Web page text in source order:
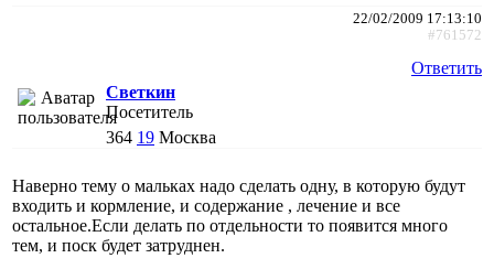
22/02/2009 17:13:10
#761572
Ответить
Светкин
Посетитель
364 19 Москва
Наверно тему о мальках надо сделать одну, в которую будут
входить и кормление, и содержание , лечение и все
остальное.Если делать по отдельности то появится много
тем, и поск будет затруднен.